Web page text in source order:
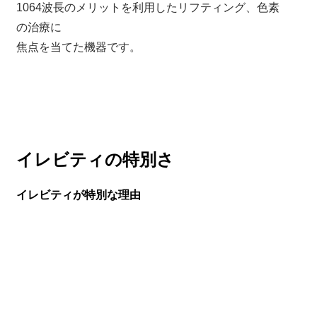
1064波長のメリットを利用したリフティング、色素
の治療に
焦点を当てた機器です。
イレビティの特別さ
イレビティが特別な理由